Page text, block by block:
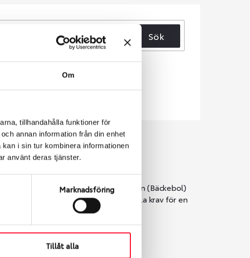
Om
tillhandahålla funktioner för
annan information från din enhet
i sin tur kombinera informationen
använt deras tjänster.
Marknadsföring
Tillåt alla
Sök
i Göteborg. Välj mellan Hisingen (Bäckebol)
däck ser vi till att de uppfyller alla krav för en